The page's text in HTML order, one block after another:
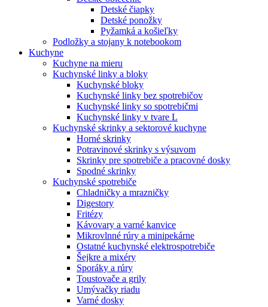
Detské čiapky
Detské ponožky
Pyžamká a košieľky
Podložky a stojany k notebookom
Kuchyne
Kuchyne na mieru
Kuchynské linky a bloky
Kuchynské bloky
Kuchynské linky bez spotrebičov
Kuchynské linky so spotrebičmi
Kuchynské linky v tvare L
Kuchynské skrinky a sektorové kuchyne
Horné skrinky
Potravinové skrinky s výsuvom
Skrinky pre spotrebiče a pracovné dosky
Spodné skrinky
Kuchynské spotrebiče
Chladničky a mrazničky
Digestory
Fritézy
Kávovary a varné kanvice
Mikrovlnné rúry a minipekárne
Ostatné kuchynské elektrospotrebiče
Šejkre a mixéry
Sporáky a rúry
Toustovače a grily
Umývačky riadu
Varné dosky